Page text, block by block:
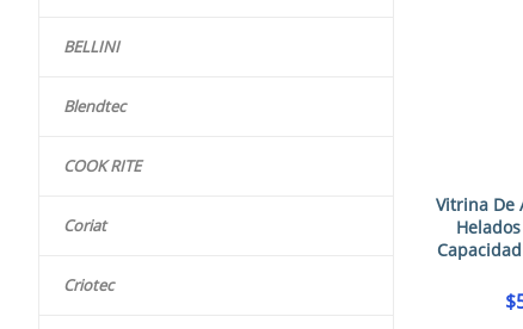
BELLINI
Blendtec
COOK RITE
Coriat
Criotec
Vitrina De
Helados
$